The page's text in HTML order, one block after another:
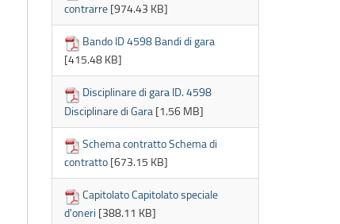
contrarre [974.43 KB]
Bando ID 4598 Bandi di gara
[415.48 KB]
Disciplinare di gara ID. 4598
Disciplinare di Gara [1.56 MB]
Schema contratto Schema di
contratto [673.15 KB]
Capitolato Capitolato speciale
d'oneri [388.11 KB]